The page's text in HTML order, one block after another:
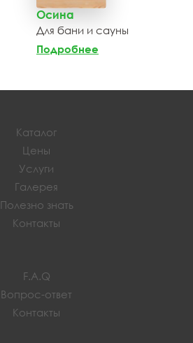
Осина
Для бани и сауны
Подробнее
Каталог
Цены
Услуги
Галерея
Полезно знать
Контакты
F.A.Q
Вопрос-ответ
Контакты